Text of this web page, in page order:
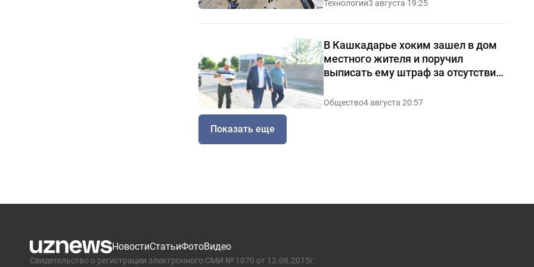
Технологии3 августа 19:25
В Кашкадарье хоким зашел в дом
местного жителя и поручил
выписать ему штраф за отсутствие
чистоты — видео
Общество4 августа 20:57
Показать еще
НовостиСтатьиФотоВидео
Свидетельство о регистрации электронного СМИ № 1070 от 12.08.2015г.